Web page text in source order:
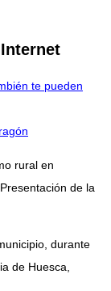
te pueden
rural en
, Presentación de la
durante
de Huesca,